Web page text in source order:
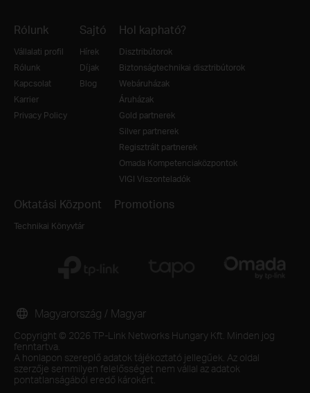
Rólunk
Vállalati profil
Rólunk
Kapcsolat
Karrier
Privacy Policy
Sajtó
Hírek
Díjak
Blog
Hol kapható?
Disztribútorok
Biztonságtechnikai disztribútorok
Webáruházak
Áruházak
Gold partnerek
Silver partnerek
Regisztrált partnerek
Omada Kompetenciaközpontok
VIGI Viszonteladók
Oktatási Központ
Technikai Könyvtár
Promotions
Copyright © 2026 TP-Link Networks Hungary Kft. Minden jog
fenntartva.
A honlapon szereplő adatok tájékoztató jellegűek. Az oldal
szerzője semmilyen felelősséget nem vállal az adatok
pontatlanságából eredő károkért.
Magyarország / Magyar